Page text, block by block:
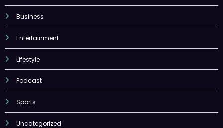
Business
Entertainment
Lifestyle
Podcast
Sports
Uncategorized